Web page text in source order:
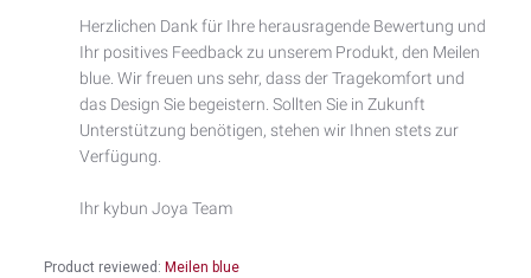
Product reviewed: Meilen blue
Review
Custom
Comment
2025
Herzlichen Dank für Ihre herausragende Bewertung und
Ihr positives Feedback zu unserem Produkt, den Meilen
blue. Wir freuen uns sehr, dass der Tragekomfort und
das Design Sie begeistern. Sollten Sie in Zukunft
Unterstützung benötigen, stehen wir Ihnen stets zur
Verfügung.
Ihr kybun Joya Team